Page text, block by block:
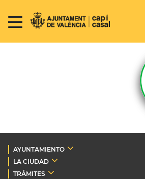
AYUNTAMIENTO
LA CIUDAD
TRÁMITES